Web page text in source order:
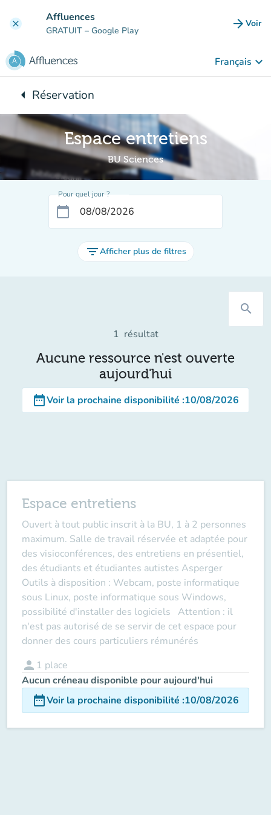
clear Affluences
GRATUIT – Google Play arrow_forward Voir
Français keyboard_arrow_down
arrow_leftRetour à :
Réservation
Espace entretiens
BU Sciences
Pour quel jour ?
calendar_today
filter_listAfficher plus de filtres
search
1 résultat
Aucune ressource n'est ouverte
aujourd'hui
date_rangeVoir la prochaine disponibilité :10/08/2026
Espace entretiens
Ouvert à tout public inscrit à la BU, 1 à 2 personnes
maximum. Salle de travail réservée et adaptée pour
des visioconférences, des entretiens en présentiel,
des étudiants et étudiantes autistes Asperger
Outils à disposition : Webcam, poste informatique
sous Linux, poste informatique sous Windows,
possibilité d'installer des logiciels Attention : il
n'est pas autorisé de se servir de cet espace pour
donner des cours particuliers rémunérés
person 1 place
Aucun créneau disponible pour aujourd'hui
date_rangeVoir la prochaine disponibilité :10/08/2026